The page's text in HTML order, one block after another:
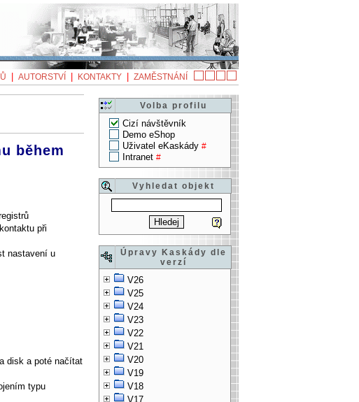
AUTORSTVÍ KONTAKTY ZAMĚSTNÁNÍ
Volba profilu
Cizí návštěvník
Demo eShop
Uživatel eKaskády #
Intranet #
Vyhledat objekt
Úpravy Kaskády dle
verzí
V26
V25
V24
V23
V22
V21
V20
V19
V18
V17
během
při
nastavení u
disk a poté načítat
typu